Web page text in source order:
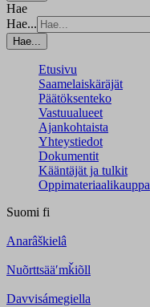
Hae
Hae...
Hae...
Etusivu
Saamelaiskäräjät
Päätöksenteko
Vastuualueet
Ajankohtaista
Yhteystiedot
Dokumentit
Kääntäjät ja tulkit
Oppimateriaalikauppa
Suomi fi
Anarâškielâ
Nuõrttsääʹmǩiõll
Davvisámegiella